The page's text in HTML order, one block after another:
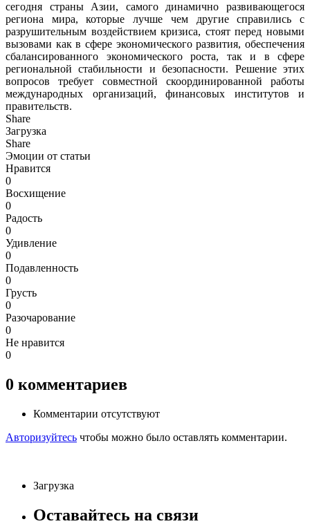
сегодня страны Азии, самого динамично развивающегося
региона мира, которые лучше чем другие справились с
разрушительным воздействием кризиса, стоят перед новыми
вызовами как в сфере экономического развития, обеспечения
сбалансированного экономического роста, так и в сфере
региональной стабильности и безопасности. Решение этих
вопросов требует совместной скоординированной работы
международных организаций, финансовых институтов и
правительств.
Share
Загрузка
Share
Эмоции от статьи
Нравится
0
Восхищение
0
Радость
0
Удивление
0
Подавленность
0
Грусть
0
Разочарование
0
Не нравится
0
0 комментариев
Комментарии отсутствуют
Авторизуйтесь чтобы можно было оставлять комментарии.
Загрузка
Оставайтесь на связи